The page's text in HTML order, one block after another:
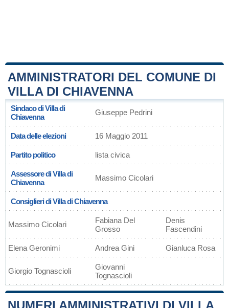
AMMINISTRATORI DEL COMUNE DI
VILLA DI CHIAVENNA
Sindaco di Villa di
Chiavenna
Giuseppe Pedrini
Data delle elezioni 16 Maggio 2011
Partito politico lista civica
Assessore di Villa di
Chiavenna
Massimo Cicolari
Consiglieri di Villa di Chiavenna
Massimo Cicolari
Fabiana Del
Grosso
Denis
Fascendini
Elena Geronimi Andrea Gini Gianluca Rosa
Giorgio Tognascioli
Giovanni
Tognascioli
NUMERI AMMINISTRATIVI DI VILLA